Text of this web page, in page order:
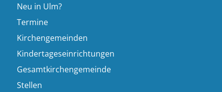
Neu in Ulm?
Termine
Kirchengemeinden
Kindertageseinrichtungen
Gesamtkirchengemeinde
Stellen